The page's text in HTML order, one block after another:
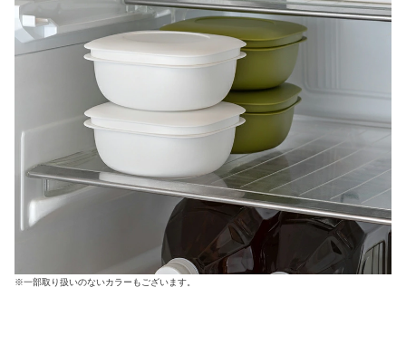
※一部取り扱いのないカラーもございます。